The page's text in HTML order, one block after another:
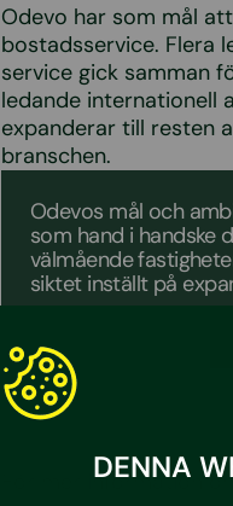
DENNA
Odevo har som mål
bostadsservice. Flera
service gick samman
ledande internationell
expanderar till resten
branschen.
Odevos mål och
som hand i handske
välmående
siktet inställt på
Fredrik Lindhagen,
För mer information